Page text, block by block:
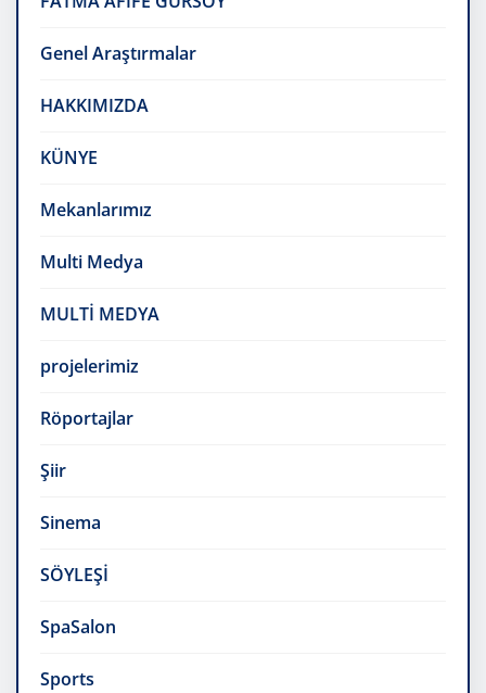
Genel Araştırmalar
HAKKIMIZDA
KÜNYE
Mekanlarımız
Multi Medya
MULTİ MEDYA
projelerimiz
Röportajlar
Şiir
Sinema
SÖYLEŞİ
SpaSalon
Sports